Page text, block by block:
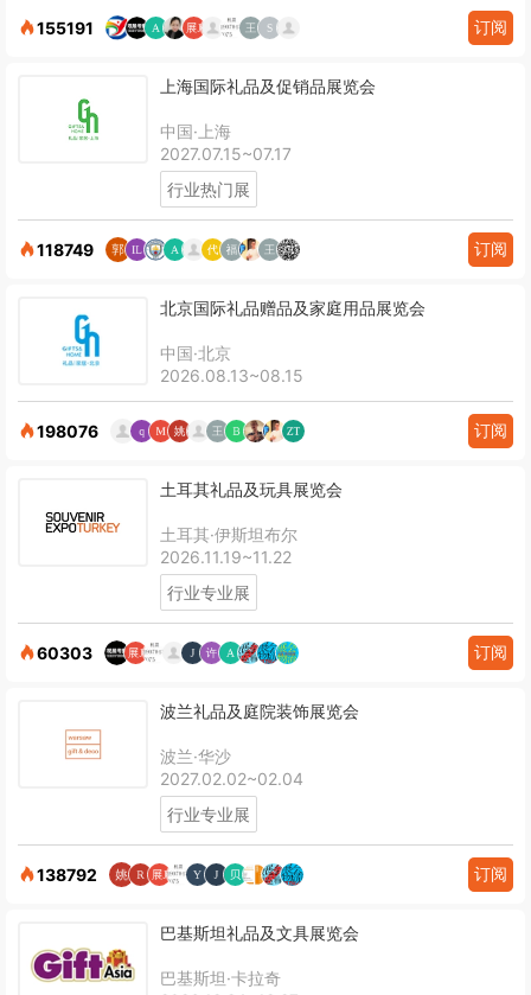
155191 订阅
上海国际礼品及促销品展览会
中国·上海
2027.07.15~07.17
行业热门展
118749 订阅
北京国际礼品赠品及家庭用品展览会
中国·北京
2026.08.13~08.15
198076 订阅
土耳其礼品及玩具展览会
土耳其·伊斯坦布尔
2026.11.19~11.22
行业专业展
60303 订阅
波兰礼品及庭院装饰展览会
波兰·华沙
2027.02.02~02.04
行业专业展
138792 订阅
巴基斯坦礼品及文具展览会
巴基斯坦·卡拉奇